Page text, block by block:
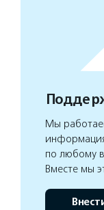
Мы
по любому
Вместе мы